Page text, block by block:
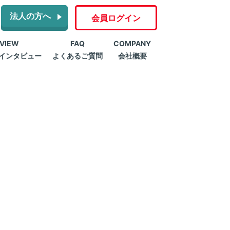
法人の方へ 会員ログイン
ンタビュー
FAQ
よくあるご質問
COMPANY
会社概要